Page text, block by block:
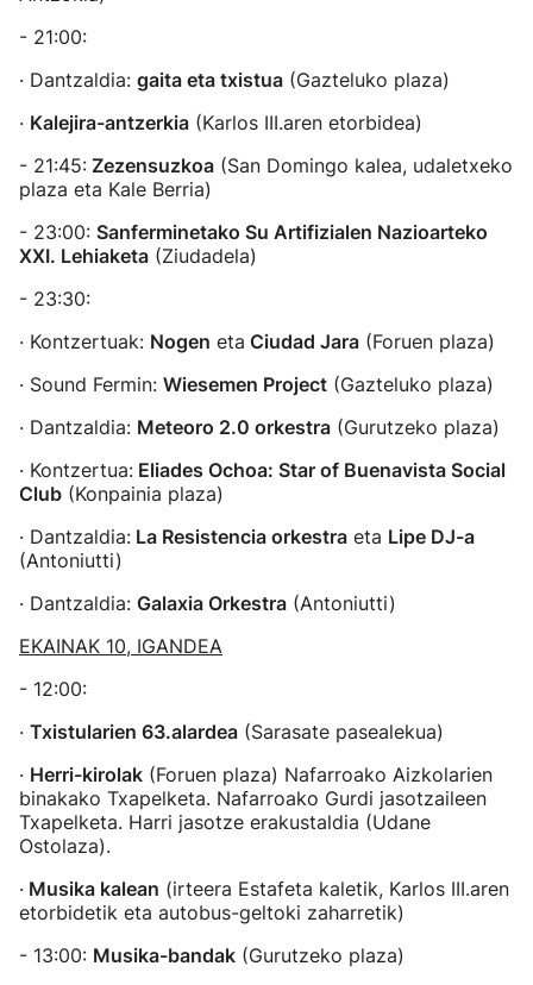
- 21:00:
· Dantzaldia: gaita eta txistua (Gazteluko plaza)
· Kalejira-antzerkia (Karlos III.aren etorbidea)
- 21:45: Zezensuzkoa (San Domingo kalea, udaletxeko
plaza eta Kale Berria)
- 23:00: Sanferminetako Su Artifizialen Nazioarteko
XXI. Lehiaketa (Ziudadela)
- 23:30:
· Kontzertuak: Nogen eta Ciudad Jara (Foruen plaza)
· Sound Fermin: Wiesemen Project (Gazteluko plaza)
· Dantzaldia: Meteoro 2.0 orkestra (Gurutzeko plaza)
· Kontzertua: Eliades Ochoa: Star of Buenavista Social
Club (Konpainia plaza)
· Dantzaldia: La Resistencia orkestra eta Lipe DJ-a
(Antoniutti)
· Dantzaldia: Galaxia Orkestra (Antoniutti)
EKAINAK 10, IGANDEA
- 12:00:
· Txistularien 63.alardea (Sarasate pasealekua)
· Herri-kirolak (Foruen plaza) Nafarroako Aizkolarien
binakako Txapelketa. Nafarroako Gurdi jasotzaileen
Txapelketa. Harri jasotze erakustaldia (Udane
Ostolaza).
· Musika kalean (irteera Estafeta kaletik, Karlos III.aren
etorbidetik eta autobus-geltoki zaharretik)
- 13:00: Musika-bandak (Gurutzeko plaza)